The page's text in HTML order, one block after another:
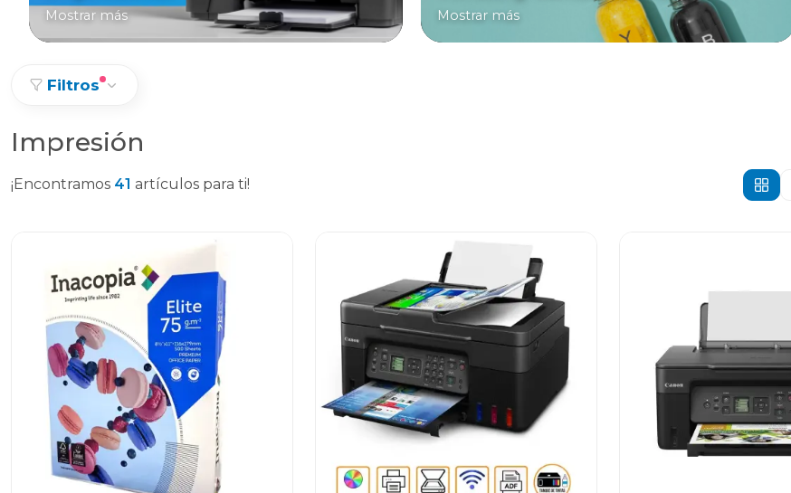
Mostrar más Mostrar más
Filtros
Impresión
¡Encontramos 41 artículos para ti!